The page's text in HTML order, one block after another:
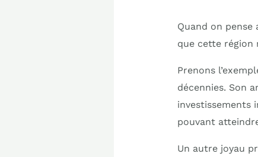
Quand on pense
que cette région
Prenons
décennies. Son
investissements
pouvant
Un autre joyau